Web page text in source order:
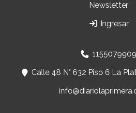
Newsletter
Ingresar
1155079909
Calle 48 N° 632 Piso 6 La